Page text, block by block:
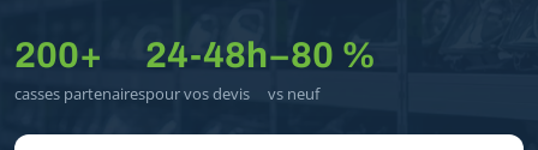
200+
casses partenaires
24-48h
pour vos devis
−80 %
vs neuf